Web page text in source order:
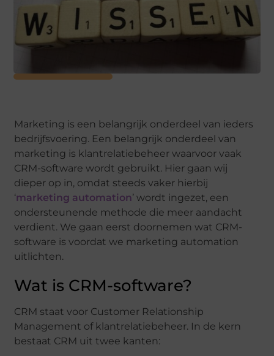
Marketing is een belangrijk onderdeel van ieders
bedrijfsvoering. Een belangrijk onderdeel van
marketing is klantrelatiebeheer waarvoor vaak
CRM-software wordt gebruikt. Hier gaan wij
dieper op in, omdat steeds vaker hierbij
‘marketing automation’ wordt ingezet, een
ondersteunende methode die meer aandacht
verdient. We gaan eerst doornemen wat CRM-
software is voordat we marketing automation
uitlichten.
Wat is CRM-software?
CRM staat voor Customer Relationship
Management of klantrelatiebeheer. In de kern
bestaat CRM uit twee kanten: